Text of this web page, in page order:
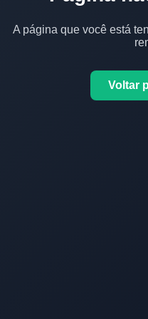
A página que você está
Voltar